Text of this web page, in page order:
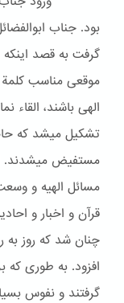
بود. جناب
گرفت به قصد
موقعی مناسب کلمة
الهی باشند، القاء
تشکیل میشد که
مستفیض میشدند.
مسائل الهیه و
قرآن و اخبار و
چنان شد که روز به
افزود. به طوری که
گرفتند و نفوس